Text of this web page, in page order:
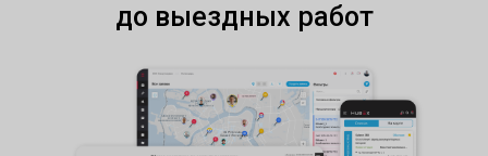
до выездных работ